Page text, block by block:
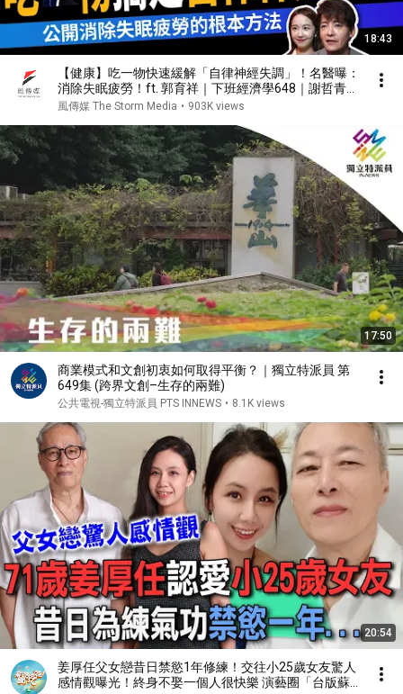
18:43
【健康】吃一物快速緩解「自律神經失調」！名醫曝：
消除失眠疲勞！ft. 郭育祥｜下班經濟學648｜謝哲青、
張珈瑄
風傳媒 The Storm Media • 903K views
17:50
商業模式和文創初衷如何取得平衡？｜獨立特派員 第
649集 (跨界文創–生存的兩難)
公共電視-獨立特派員 PTS INNEWS • 8.1K views
20:54
姜厚任父女戀昔日禁慾1年修練！交往小25歲女友驚人
感情觀曝光！終身不娶一個人很快樂 演藝圈「台版蘇